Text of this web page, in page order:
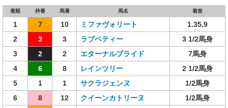
着順 枠番 馬番 馬名 着差
1 7 10 ミファヴォリート
1.35.9
2
3 3 ラブベティー
3 1/2馬身
3
2 2 エターナルプライド
7馬身
4
6 8 レインツリー
2 1/2馬身
5
1 1 サクラジェンヌ
1/2馬身
6
8 12 クイーンカトリーヌ
1/2馬身